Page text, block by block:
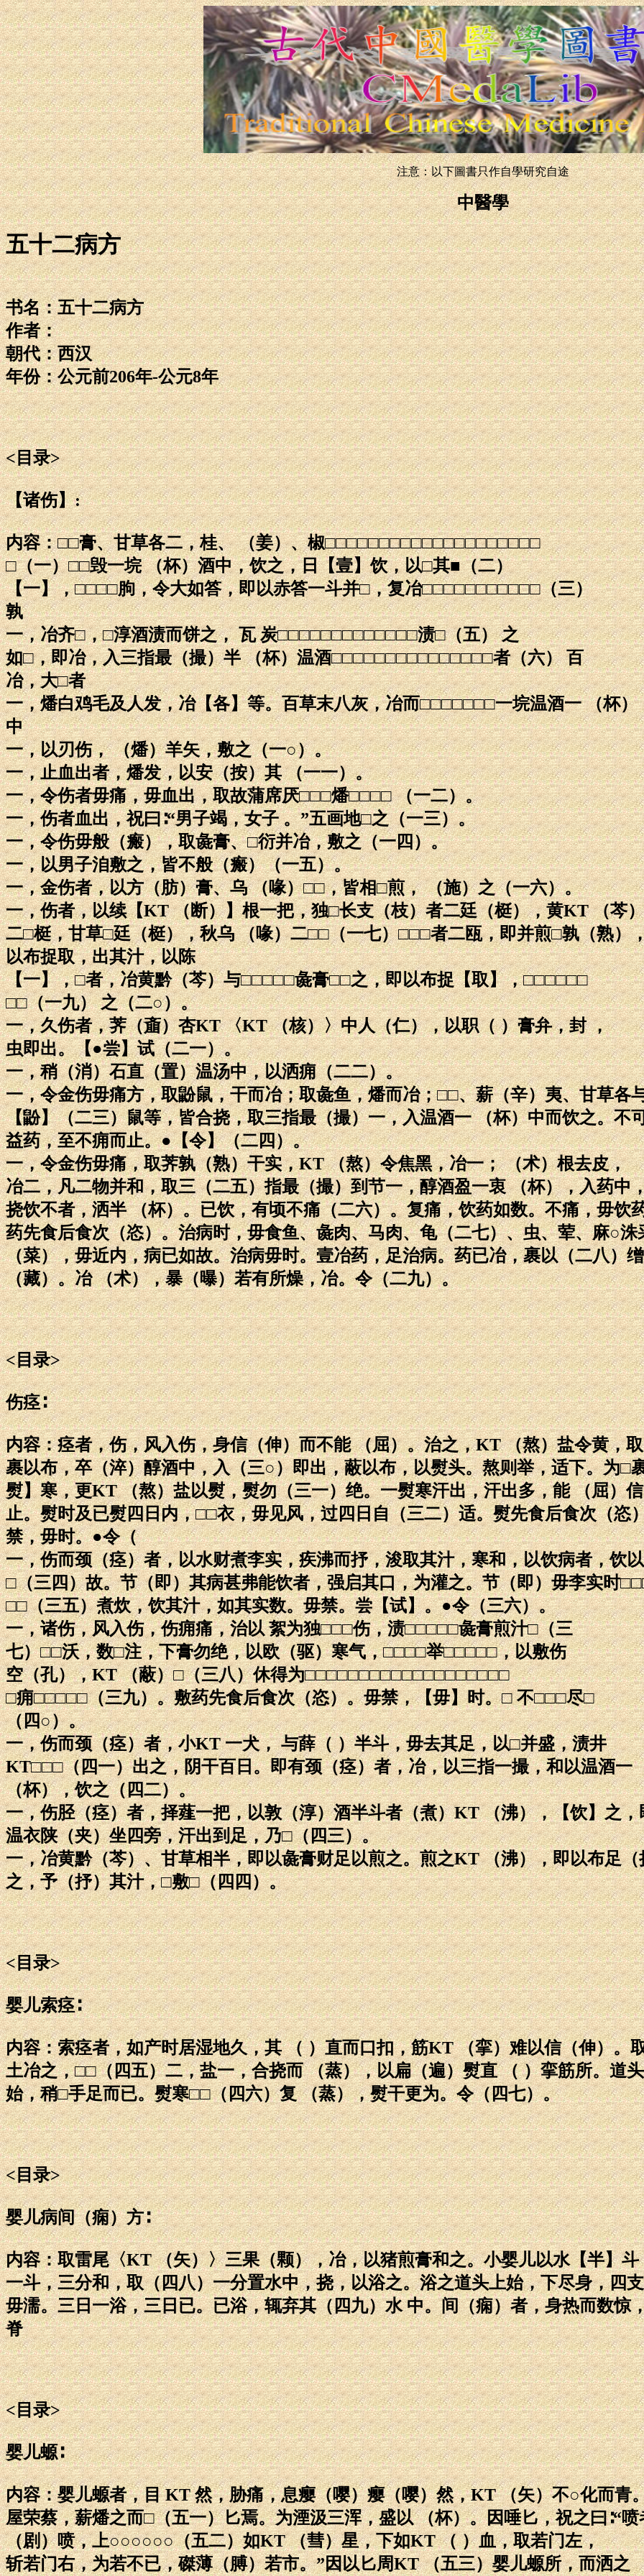
注意：以下圖書只作自學研究自途
中醫學
五十二病方
书名：五十二病方
作者：
朝代：西汉
年份：公元前206年-公元8年
<目录>
【诸伤】:
内容：□□膏、甘草各二，桂、 （姜）、椒□□□□□□□□□□□□□□□□□□□□
□（一）□□毁一垸 （杯）酒中，饮之，日【壹】饮，以□其■（二）
【一】，□□□□朐，令大如答，即以赤答一斗并□，复冶□□□□□□□□□□□（三）
孰
一，冶齐□，□淳酒渍而饼之， 瓦 炭□□□□□□□□□□□□□渍□（五） 之
如□，即冶，入三指最（撮）半 （杯）温酒□□□□□□□□□□□□□□□者（六） 百
冶，大□者
一，燔白鸡毛及人发，冶【各】等。百草末八灰，冶而□□□□□□□一垸温酒一 （杯）
中
一，以刃伤， （燔）羊矢，敷之（一○）。
一，止血出者，燔发，以安（按）其 （一一）。
一，令伤者毋痛，毋血出，取故蒲席厌□□□燔□□□□ （一二）。
一，伤者血出，祝曰∶“男子竭，女子 。”五画地□之（一三）。
一，令伤毋般（瘢），取彘膏、□衍并冶，敷之（一四）。
一，以男子洎敷之，皆不般（瘢）（一五）。
一，金伤者，以方（肪）膏、乌 （喙）□□，皆相□煎， （施）之（一六）。
一，伤者，以续【KT （断）】根一把，独□长支（枝）者二廷（梃），黄KT （芩）
二□梃，甘草□廷（梃），秋乌 （喙）二□□（一七）□□□者二瓯，即并煎□孰（熟）
以布捉取，出其汁，以陈
【一】，□者，冶黄黔（芩）与□□□□□彘膏□□之，即以布捉【取】，□□□□□□
□□（一九） 之（二○）。
一，久伤者，荠（齑）杏KT 〈KT （核）〉中人（仁），以职（ ）膏弁，封 ，
虫即出。【●尝】试（二一）。
一，稍（消）石直（置）温汤中，以洒痈（二二）。
一，令金伤毋痛方，取鼢鼠，干而冶；取彘鱼，燔而冶；□□、薪（辛）夷、甘草各
【鼢】（二三）鼠等，皆合挠，取三指最（撮）一，入温酒一 （杯）中而饮之。不
益药，至不痈而止。●【令】（二四）。
一，令金伤毋痛，取荠孰（熟）干实，KT （熬）令焦黑，冶一； （术）根去皮，
冶二，凡二物并和，取三（二五）指最（撮）到节一，醇酒盈一衷 （杯），入药中
挠饮不者，洒半 （杯）。已饮，有顷不痛（二六）。复痛，饮药如数。不痛，毋饮
药先食后食次（恣）。治病时，毋食鱼、彘肉、马肉、龟（二七）、虫、荤、麻○洙
（菜），毋近内，病已如故。治病毋时。壹冶药，足治病。药已冶，裹以（二八）
（藏）。冶 （术），暴（曝）若有所燥，冶。令（二九）。
<目录>
伤痉∶
内容：痉者，伤，风入伤，身信（伸）而不能 （屈）。治之，KT （熬）盐令黄，
裹以布，卒（淬）醇酒中，入（三○）即出，蔽以布，以熨头。熬则举，适下。为□
熨】寒，更KT （熬）盐以熨，熨勿（三一）绝。一熨寒汗出，汗出多，能 （屈）
止。熨时及已熨四日内，□□衣，毋见风，过四日自（三二）适。熨先食后食次（恣
禁，毋时。●令（
一，伤而颈（痉）者，以水财煮李实，疾沸而抒，浚取其汁，寒和，以饮病者，饮
□（三四）故。节（即）其病甚弗能饮者，强启其口，为灌之。节（即）毋李实时
□□（三五）煮炊，饮其汁，如其实数。毋禁。尝【试】。●令（三六）。
一，诸伤，风入伤，伤痈痛，治以 絮为独□□□伤，渍□□□□□彘膏煎汁□（三
七）□□沃，数□注，下膏勿绝，以欧（驱）寒气，□□□□举□□□□□，以敷伤
空（孔），KT （蔽）□（三八）休得为□□□□□□□□□□□□□□□□□□□
□痈□□□□□（三九）。敷药先食后食次（恣）。毋禁，【毋】时。□ 不□□□尽□
（四○）。
一，伤而颈（痉）者，小KT 一犬， 与薛（ ）半斗，毋去其足，以□并盛，渍井
KT□□□（四一）出之，阴干百日。即有颈（痉）者，冶，以三指一撮，和以温酒一
（杯），饮之（四二）。
一，伤胫（痉）者，择薤一把，以敦（淳）酒半斗者（煮）KT （沸），【饮】之，
温衣陕（夹）坐四旁，汗出到足，乃□（四三）。
一，冶黄黔（芩）、甘草相半，即以彘膏财足以煎之。煎之KT （沸），即以布足（
之，予（抒）其汁，□敷□（四四）。
<目录>
婴儿索痉∶
内容：索痉者，如产时居湿地久，其 （ ）直而口扣，筋KT （挛）难以信（伸）。
土冶之，□□（四五）二，盐一，合挠而 （蒸），以扁（遍）熨直 （ ）挛筋所。道头
始，稍□手足而已。熨寒□□（四六）复 （蒸），熨干更为。令（四七）。
<目录>
婴儿病间（痫）方∶
内容：取雷尾〈KT （矢）〉三果（颗），冶，以猪煎膏和之。小婴儿以水【半】斗
一斗，三分和，取（四八）一分置水中，挠，以浴之。浴之道头上始，下尽身，四
毋濡。三日一浴，三日已。已浴，辄弃其（四九）水 中。间（痫）者，身热而数惊
脊
<目录>
婴儿螈∶
内容：婴儿螈者，目 KT 然，胁痛，息瘿（嘤）瘿（嘤）然，KT （矢）不○化而青
屋荣蔡，薪燔之而□（五一）匕焉。为湮汲三浑，盛以 （杯）。因唾匕，祝之曰∶“喷
（剧）喷，上○○○○○○（五二）如KT （彗）星，下如KT （ ）血，取若门左，
斩若门右，为若不已，磔薄（膊）若市。”因以匕周KT （五三）婴儿螈所，而洒之